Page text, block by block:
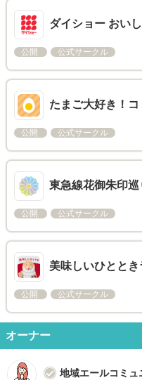
ダイショー おい
公開 公式サークル
たまご大好き！コ
公開 公式サークル
東急線花御朱印
公開 公式サークル
美味しいひとと
公開 公式サークル
オーナー
地域エールコミュ